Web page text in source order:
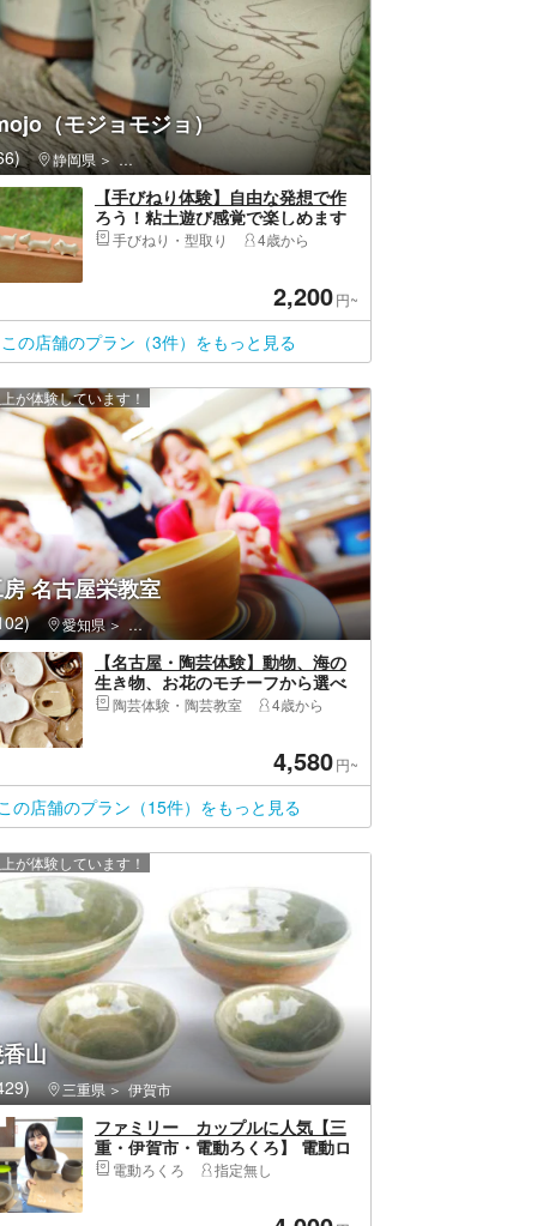
（モジョモジョ）
静岡県 伊東市・伊豆高原・城ヶ崎海岸
【手びねり体験】自由な発想で作
ろう！粘土遊び感覚で楽しめます
手びねり・型取り 4歳から
2,200円~
この店舗のプラン（3件）をもっと見る
名古屋栄教室
愛知県 中区（名古屋市）・栄・久屋大通・大須観音
が体験しています！
【名古屋・陶芸体験】動物、海の
生き物、お花のモチーフから選べ
る板皿を手作り♪お一人様・女性同
陶芸体験・陶芸教室 4歳から
4,580円~
の店舗のプラン（15件）をもっと見る
山
三重県 伊賀市
が体験しています！
ファミリー カップルに人気【三
重・伊賀市・電動ろくろ】 電動ロ
クロ 伊賀焼フリーカップ・湯
電動ろくろ 指定無し